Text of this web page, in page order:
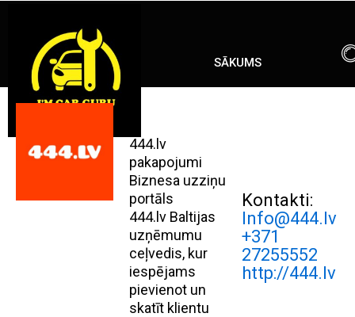
SĀKUMS
444.lv
pakapojumi
Biznesa uzziņu
portāls
444.lv Baltijas
uzņēmumu
ceļvedis, kur
iespējams
pievienot un
skatīt klientu
Kontakti:
Info@444.lv
+371
27255552
http://444.lv